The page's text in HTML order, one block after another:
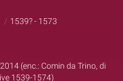
1539? - 1573
(enc.: Comin da Trino, di
1539-1574)